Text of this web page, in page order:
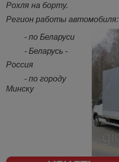
Рохля на борту.
Регион работы автомобиля:
- по Беларуси
- Беларусь -
Россия
- по городу
Минску